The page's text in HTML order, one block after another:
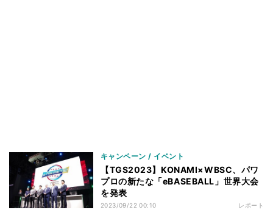
キャンペーン / イベント
【TGS2023】KONAMI×WBSC、パワ
プロの新たな「eBASEBALL」世界大会
を発表
2023/09/22 00:10 レポート